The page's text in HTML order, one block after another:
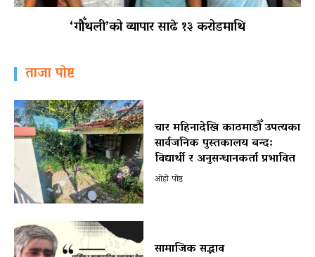
‘गौँथली’को व्यापार साढे १३ करोडमाथि
ताजा पोष्ट
चार महिनादेखि काठमाडौँ उपत्यका
सार्वजनिक पुस्तकालय बन्द:
विद्यार्थी र अनुसन्धानकर्ता प्रभावित
ओहो पोष्ट
सामाजिक सद्भाव